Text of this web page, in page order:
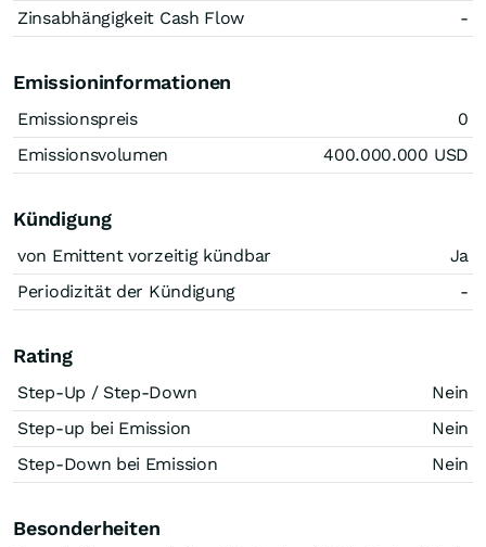
Zinsabhängigkeit Cash Flow
-
Emissioninformationen
Emissionspreis
0
Emissionsvolumen
400.000.000 USD
Kündigung
von Emittent vorzeitig kündbar
Ja
Periodizität der Kündigung
-
Rating
Step-Up / Step-Down
Nein
Step-up bei Emission
Nein
Step-Down bei Emission
Nein
Besonderheiten